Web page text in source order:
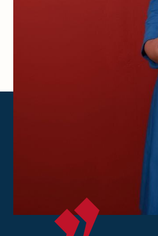
— Мы постоянно
беремся за дело, то
гонорар, а чтобы
клиента результата.
уровень сервиса, об
особенности те, кто
юристы